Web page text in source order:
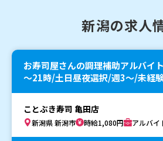
新潟の求人
お寿司屋さんの調理補助アルバイ
～21時/土日昼夜選択/週3～/未経
ことぶき寿司 亀田店
新潟県 新潟市 時給1,080円 アルバイ